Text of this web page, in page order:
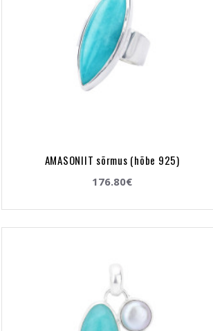
AMASONIIT sõrmus (hõbe 925)
176.80€